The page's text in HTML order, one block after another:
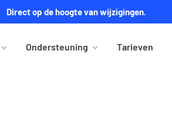
Direct op de hoogte van wijzigingen.
Ondersteuning Tarieven